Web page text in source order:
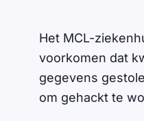
Het MCL-
voorkomen dat
gegevens
om gehackt te